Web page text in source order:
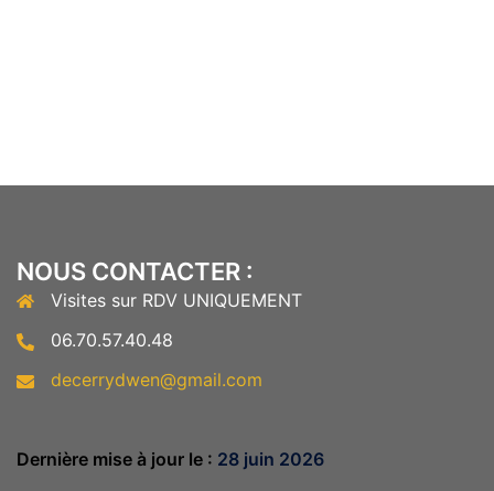
NOUS CONTACTER :
Visites sur RDV UNIQUEMENT
06.70.57.40.48
decerrydwen@gmail.com
Dernière mise à jour le : 28 juin 2026